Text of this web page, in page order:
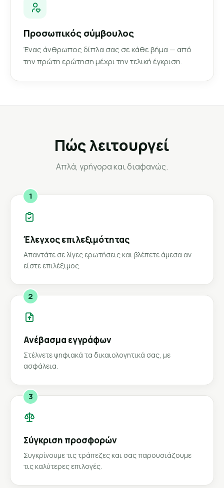
Προσωπικός σύμβουλος
Ένας άνθρωπος δίπλα σας σε κάθε βήμα — από
την πρώτη ερώτηση μέχρι την τελική έγκριση.
Πώς λειτουργεί
Απλά, γρήγορα και διαφανώς.
1
Έλεγχος επιλεξιμότητας
Απαντάτε σε λίγες ερωτήσεις και βλέπετε άμεσα αν
είστε επιλέξιμος.
2
Ανέβασμα εγγράφων
Στέλνετε ψηφιακά τα δικαιολογητικά σας, με
ασφάλεια.
3
Σύγκριση προσφορών
Συγκρίνουμε τις τράπεζες και σας παρουσιάζουμε
τις καλύτερες επιλογές.